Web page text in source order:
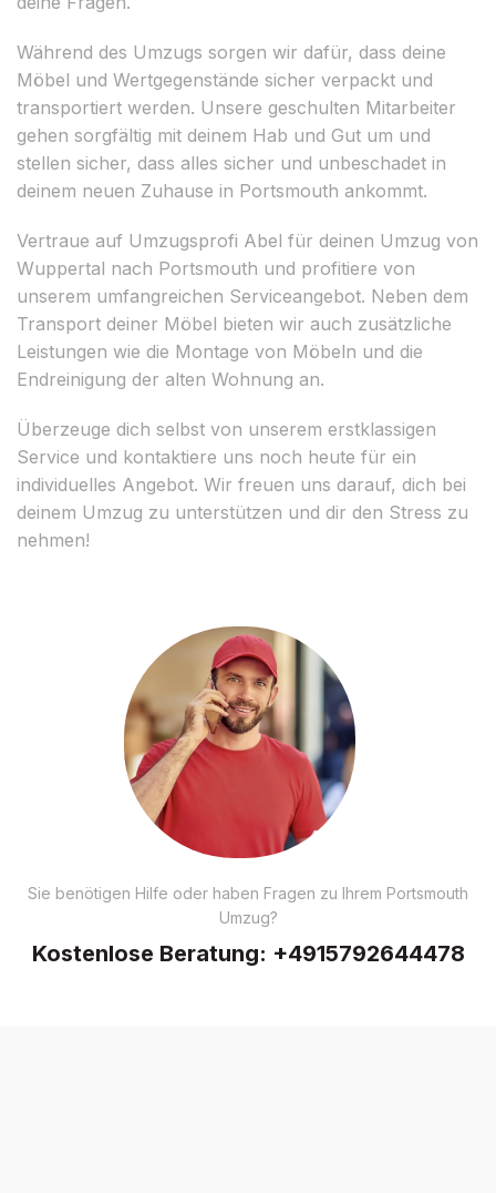
Während des Umzugs sorgen wir dafür, dass deine
Möbel und Wertgegenstände sicher verpackt und
transportiert werden. Unsere geschulten Mitarbeiter
gehen sorgfältig mit deinem Hab und Gut um und
stellen sicher, dass alles sicher und unbeschadet in
deinem neuen Zuhause in Portsmouth ankommt.
Vertraue auf Umzugsprofi Abel für deinen Umzug von
Wuppertal nach Portsmouth und profitiere von
unserem umfangreichen Serviceangebot. Neben dem
Transport deiner Möbel bieten wir auch zusätzliche
Leistungen wie die Montage von Möbeln und die
Endreinigung der alten Wohnung an.
Überzeuge dich selbst von unserem erstklassigen
Service und kontaktiere uns noch heute für ein
individuelles Angebot. Wir freuen uns darauf, dich bei
deinem Umzug zu unterstützen und dir den Stress zu
nehmen!
Sie benötigen Hilfe oder haben Fragen zu Ihrem Portsmouth
Umzug?
Kostenlose Beratung: +4915792644478